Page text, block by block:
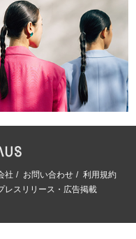
社 お問い合わせ
利用規約
レスリリース・広告掲載